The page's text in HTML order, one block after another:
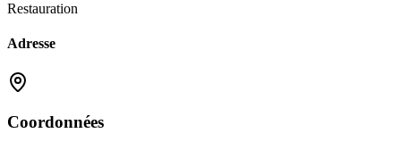
Restauration
Adresse
Coordonnées